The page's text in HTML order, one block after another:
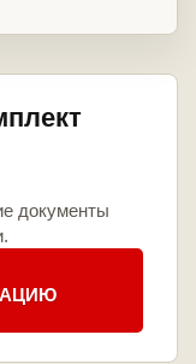
документы